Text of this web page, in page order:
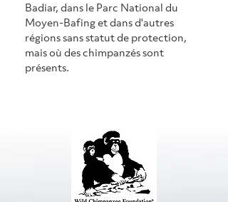
Badiar, dans le Parc National du
Moyen-Bafing et dans d'autres
régions sans statut de protection,
mais où des chimpanzés sont
présents.